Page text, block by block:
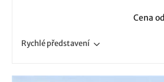
Cena od
Rychlépředstavení